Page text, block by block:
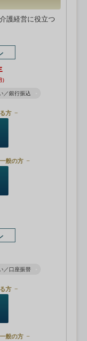
護経営に役立つ
／銀行振込
方
般の方
／口座振替
方
般の方